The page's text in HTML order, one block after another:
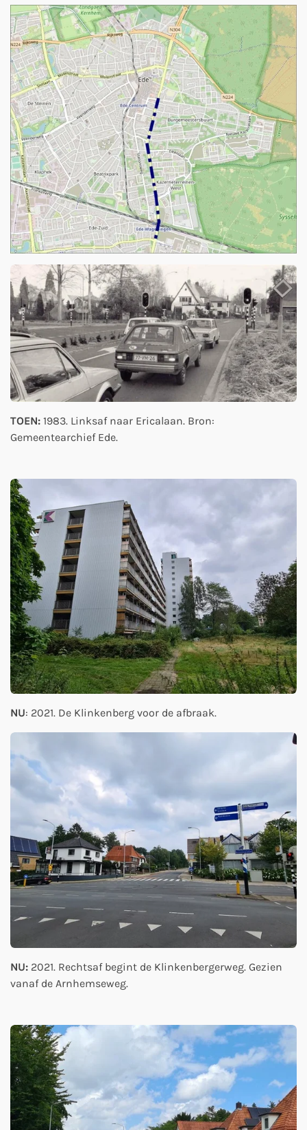
TOEN: 1983. Linksaf naar Ericalaan. Bron:
Gemeentearchief Ede.
NU: 2021. De Klinkenberg voor de afbraak.
NU: 2021. Rechtsaf begint de Klinkenbergerweg. Gezien
vanaf de Arnhemseweg.